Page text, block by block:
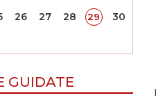
26 27 28 29
30
GUIDATE